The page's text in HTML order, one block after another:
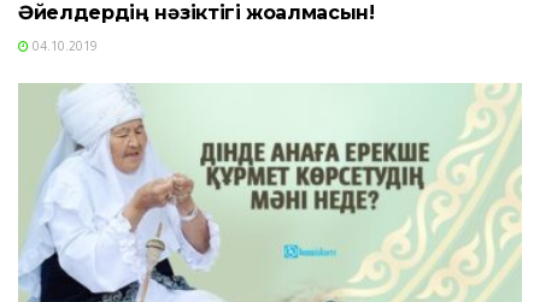
Әйелдердің нәзіктігі жоғалмасын!
04.10.2019